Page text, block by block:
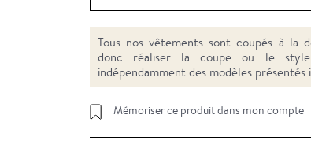
Tous nos vêtements sont coupés à la
donc réaliser la coupe ou le style
indépendamment des modèles présentés
Mémoriser ce produit dans mon compte